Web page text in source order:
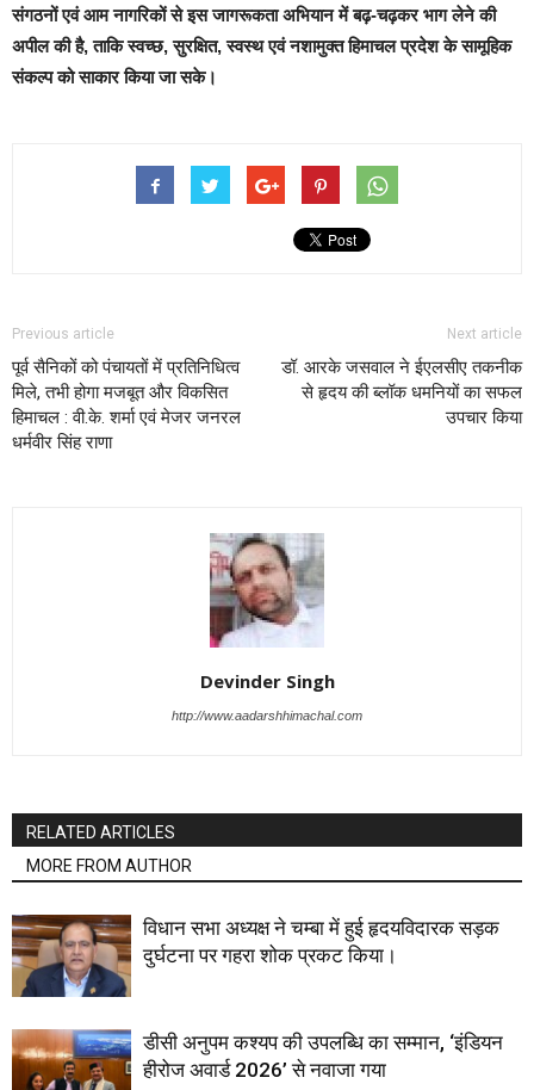
संगठनों एवं आम नागरिकों से इस जागरूकता अभियान में बढ़-चढ़कर भाग लेने की
अपील की है, ताकि स्वच्छ, सुरक्षित, स्वस्थ एवं नशामुक्त हिमाचल प्रदेश के सामूहिक
संकल्प को साकार किया जा सके।
Previous article
पूर्व सैनिकों को पंचायतों में प्रतिनिधित्व
मिले, तभी होगा मजबूत और विकसित
हिमाचल : वी.के. शर्मा एवं मेजर जनरल
धर्मवीर सिंह राणा
Next article
डॉ. आरके जसवाल ने ईएलसीए तकनीक
से हृदय की ब्लॉक धमनियों का सफल
उपचार किया
Devinder Singh
http://www.aadarshhimachal.com
RELATED ARTICLES
MORE FROM AUTHOR
विधान सभा अध्यक्ष ने चम्बा में हुई हृदयविदारक सड़क
दुर्घटना पर गहरा शोक प्रकट किया।
डीसी अनुपम कश्यप की उपलब्धि का सम्मान, ‘इंडियन
हीरोज अवार्ड 2026’ से नवाजा गया